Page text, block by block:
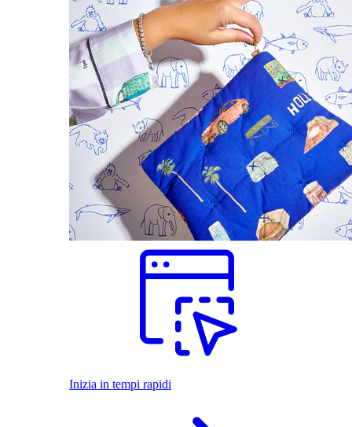
Inizia in tempi rapidi